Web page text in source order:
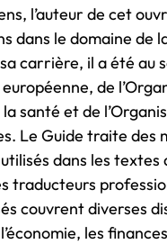
l’auteur de cet
dans le domaine de
carrière, il a été au
de
santé et de
Le Guide traite des
dans les textes
traducteurs
couvrent diverses
les